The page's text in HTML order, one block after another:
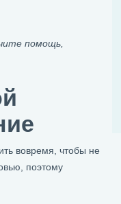
помощь,
вовремя, чтобы не
поэтому